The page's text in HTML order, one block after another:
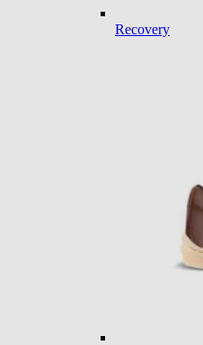
Recovery